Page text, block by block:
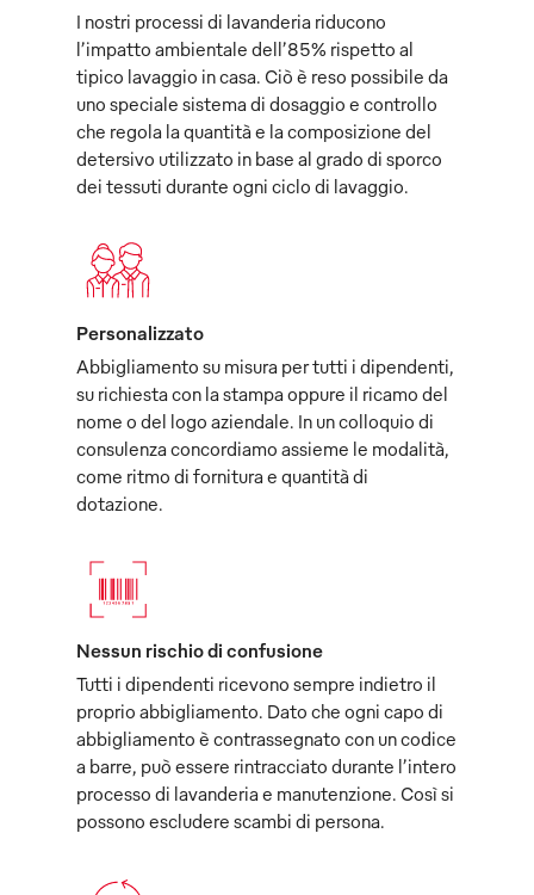
I nostri processi di lavanderia riducono
l’impatto ambientale dell’85% rispetto al
tipico lavaggio in casa. Ciò è reso possibile da
uno speciale sistema di dosaggio e controllo
che regola la quantità e la composizione del
detersivo utilizzato in base al grado di sporco
dei tessuti durante ogni ciclo di lavaggio.
Personalizzato
Abbigliamento su misura per tutti i dipendenti,
su richiesta con la stampa oppure il ricamo del
nome o del logo aziendale. In un colloquio di
consulenza concordiamo assieme le modalità,
come ritmo di fornitura e quantità di
dotazione.
Nessun rischio di confusione
Tutti i dipendenti ricevono sempre indietro il
proprio abbigliamento. Dato che ogni capo di
abbigliamento è contrassegnato con un codice
a barre, può essere rintracciato durante l’intero
processo di lavanderia e manutenzione. Così si
possono escludere scambi di persona.